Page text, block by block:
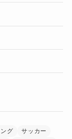
グ
サッカー